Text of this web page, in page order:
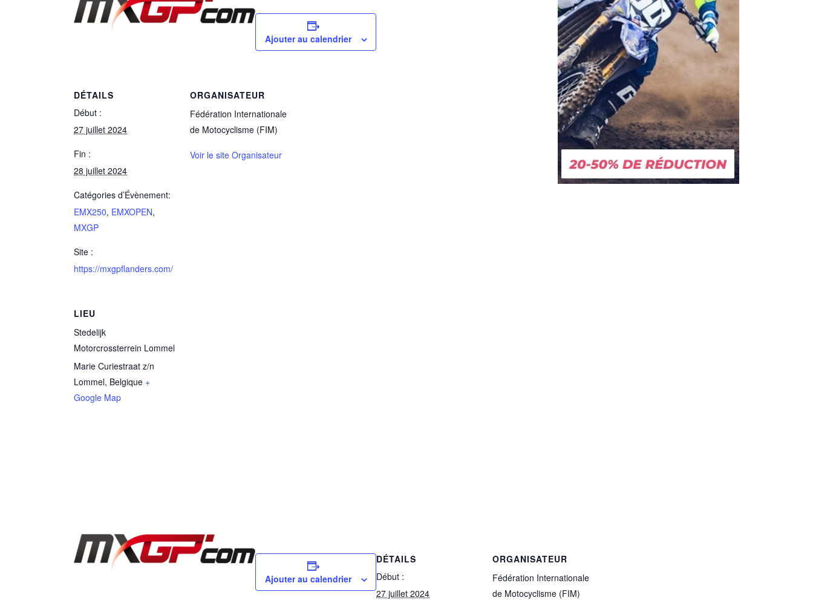
Ajouter au calendrier
DÉTAILS
Début :
27 juillet 2024
Fin :
28 juillet 2024
Catégories d’Évènement:
EMX250, EMXOPEN,
MXGP
Site :
https://mxgpflanders.com/
ORGANISATEUR
Fédération Internationale
de Motocyclisme (FIM)
Voir le site Organisateur
LIEU
Stedelijk
Motorcrossterrein Lommel
Marie Curiestraat z/n
Lommel, Belgique +
Google Map
Ajouter au calendrier
DÉTAILS
Début :
27 juillet 2024
ORGANISATEUR
Fédération Internationale
de Motocyclisme (FIM)